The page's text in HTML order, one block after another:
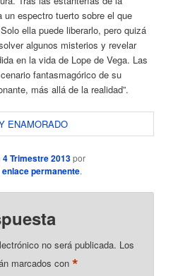
espectro tuerto sobre el que
ella puede liberarlo, pero quizá
algunos misterios y revelar
en la vida de Lope de Vega. Las
fantasmagórico de su
más allá de la realidad”.
4 Trimestre 2013por
enlace permanente.
no será publicada. Los
marcados con*